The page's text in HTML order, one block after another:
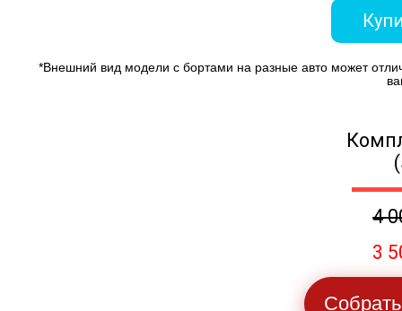
*Внешний вид модели с бортами на разные авто может
4
3